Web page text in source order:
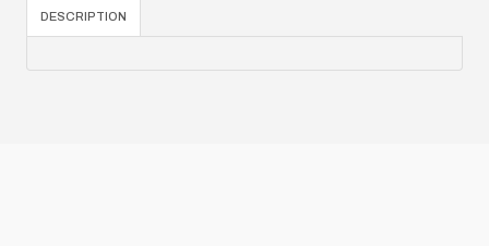
DESCRIPTION